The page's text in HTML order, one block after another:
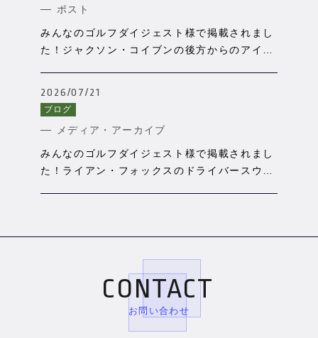
ポスト
みんなのゴルフダイジェスト様で掲載されまし
た！ジャクソン・コイブンの後方からのアイア
2026/07/21
ブログ
メディア・アーカイブ
みんなのゴルフダイジェスト様で掲載されまし
た！ライアン・フォックスのドライバースウィ
CONTACT
お問い合わせ